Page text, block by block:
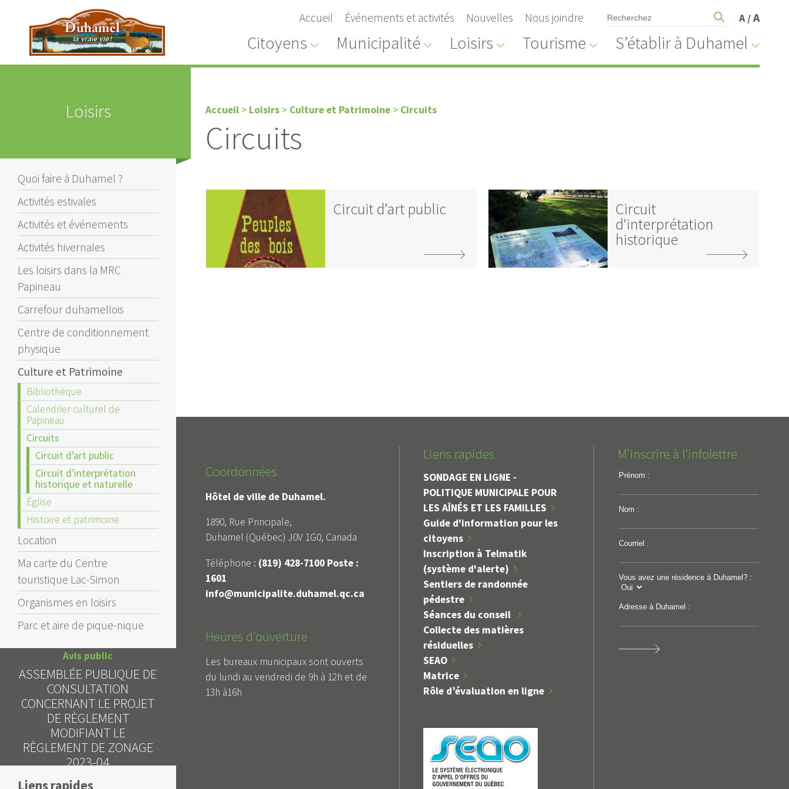
Accueil Événements et activités Nouvelles Nous joindre A /A
Citoyens Municipalité Loisirs Tourisme S’établir à Duhamel
Loisirs
Quoi faire à Duhamel ?
Activités estivales
Activités et événements
Activités hivernales
Les loisirs dans la MRC
Papineau
Carrefour duhamellois
Centre de conditionnement
physique
Culture et Patrimoine
Bibliothèque
Calendrier culturel de
Papineau
Circuits
Circuit d’art public
Circuit d'interprétation
historique et naturelle
Église
Histoire et patrimoine
Location
Ma carte du Centre
touristique Lac-Simon
Organismes en loisirs
Parc et aire de pique-nique
Avis public
ASSEMBLÉE PUBLIQUE DE
CONSULTATION
CONCERNANT LE PROJET
DE RÈGLEMENT
MODIFIANT LE
RÈGLEMENT DE ZONAGE
2023-04
Avis public
DEMANDES DE
Avis public
TENUE D'UN REGISTRE
Liens rapides
Accueil > Loisirs > Culture et Patrimoine > Circuits
Circuits
Circuit d’art public Circuit
d'interprétation
historique
Coordonnées
Hôtel de ville de Duhamel.
1890, Rue Principale,
Duhamel (Québec) J0V 1G0, Canada
Téléphone : (819) 428-7100 Poste :
1601
info@municipalite.duhamel.qc.ca
Heures d'ouverture
Les bureaux municipaux sont ouverts
du lundi au vendredi de 9h à 12h et de
13h à16h
Liens rapides
SONDAGE EN LIGNE -
POLITIQUE MUNICIPALE POUR
LES AÎNÉS ET LES FAMILLES
Guide d'information pour les
citoyens
Inscription à Telmatik
(système d'alerte)
Sentiers de randonnée
pédestre
Séances du conseil
Collecte des matières
résiduelles
SEAO
Matrice
Rôle d’évaluation en ligne
M'inscrire à l'infolettre
Prénom :
Nom :
Courriel :
Vous avez une résidence à Duhamel? :
Adresse à Duhamel :